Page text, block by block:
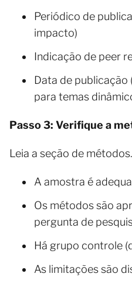
Periódico de
impacto)
Indicação de peer
Data de
para temas
Passo 3: Verifique a
Leia a seção de
A amostra é
Os métodos são
pergunta de
Há grupo controle
As limitações são